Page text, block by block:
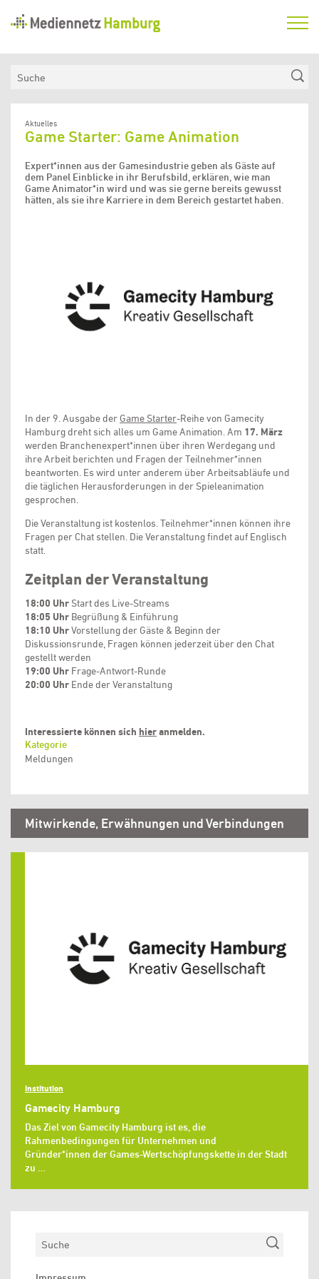
Hamburg
Aktuelles
Medienkompetenzfonds
Verein
Aktuelles
Game Starter: Game Animation
Expert*innen aus der Gamesindustrie geben als Gäste auf
dem Panel Einblicke in ihr Berufsbild, erklären, wie man
Game Animator*in wird und was sie gerne bereits gewusst
hätten, als sie ihre Karriere in dem Bereich gestartet haben.
In der 9. Ausgabe der Game Starter-Reihe von Gamecity
Hamburg dreht sich alles um Game Animation. Am 17. März
werden Branchenexpert*innen über ihren Werdegang und
ihre Arbeit berichten und Fragen der Teilnehmer*innen
beantworten. Es wird unter anderem über Arbeitsabläufe und
die täglichen Herausforderungen in der Spieleanimation
gesprochen.
Die Veranstaltung ist kostenlos. Teilnehmer*innen können ihre
Fragen per Chat stellen. Die Veranstaltung findet auf Englisch
statt.
Zeitplan der Veranstaltung
18:00 Uhr Start des Live-Streams
18:05 Uhr Begrüßung & Einführung
18:10 UhrVorstellung der Gäste & Beginn der
Diskussionsrunde, Fragen können jederzeit über den Chat
gestellt werden
19:00 Uhr Frage-Antwort-Runde
20:00 Uhr Ende der Veranstaltung
Interessierte können sich hieranmelden.
Kategorie
Meldungen
Mitwirkende, Erwähnungen und Verbindungen
Institution
Gamecity Hamburg
Das Ziel von Gamecity Hamburg ist es, die
Rahmenbedingungen für Unternehmen und
Gründer*innen der Games-Wertschöpfungskette in der Stadt
zu …
Suchen